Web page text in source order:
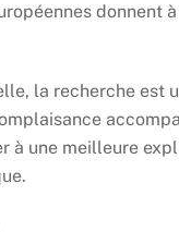
donnent
la recherche est
à une meilleure